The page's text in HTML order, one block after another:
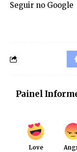
Seguir no Google
Painel
Love